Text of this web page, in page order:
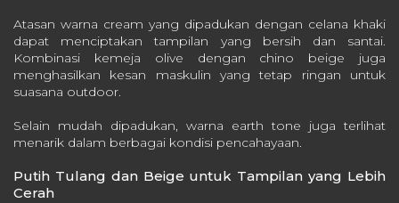
Atasan warna cream yang dipadukan dengan celana khaki
dapat menciptakan tampilan yang bersih dan santai.
Kombinasi kemeja olive dengan chino beige juga
menghasilkan kesan maskulin yang tetap ringan untuk
suasana outdoor.
Selain mudah dipadukan, warna earth tone juga terlihat
menarik dalam berbagai kondisi pencahayaan.
Putih Tulang dan Beige untuk Tampilan yang Lebih
Cerah